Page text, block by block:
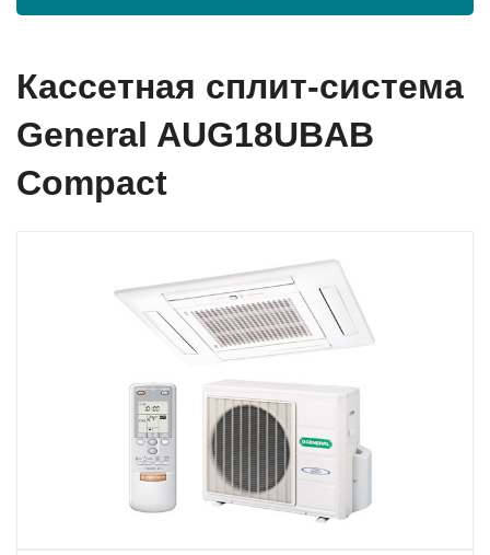
Кассетная сплит-система
General AUG18UBAB
Compact